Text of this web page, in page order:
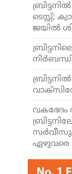
ടെസ്റ്റ്;
ജയില്‍
ഏഴുവരെ